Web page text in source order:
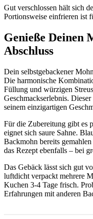
Gut verschlossen hält sich
Portionsweise einfrieren ist
Genieße Deinen
Abschluss
Dein selbstgebackener
Die harmonische
Füllung und würzigen
Geschmackserlebnis.
seinem einzigartigen
Für die Zubereitung gibt es
eignet sich saure Sahne.
Backmohn bereits
das Rezept ebenfalls – bei
Das Gebäck lässt sich gut
luftdicht verpackt mehrere
Kuchen 3-4 Tage frisch.
Erfahrungen mit anderen